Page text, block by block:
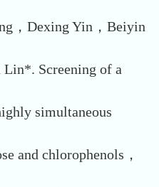
，Dexing Yin，Beiyin
Screening of a
simultaneous
and chlorophenols，